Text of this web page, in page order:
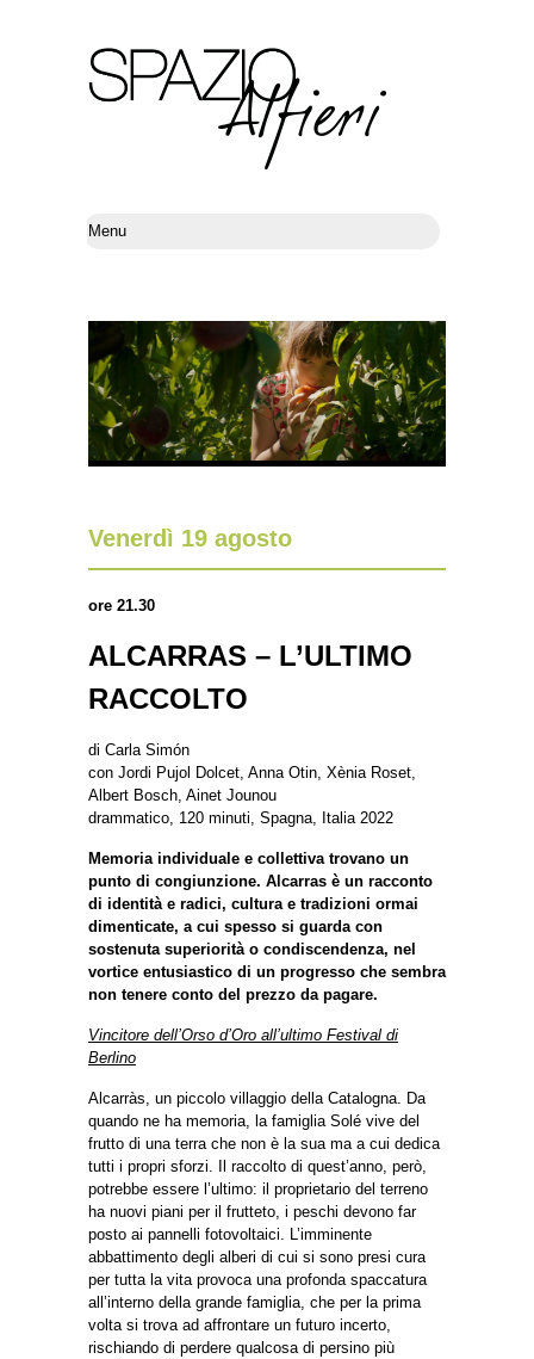
Venerdì 19 agosto
ore 21.30
ALCARRAS – L’ULTIMO
RACCOLTO
di Carla Simón
con Jordi Pujol Dolcet, Anna Otin, Xènia Roset,
Albert Bosch, Ainet Jounou
drammatico, 120 minuti, Spagna, Italia 2022
Memoria individuale e collettiva trovano un
punto di congiunzione. Alcarras è un racconto
di identità e radici, cultura e tradizioni ormai
dimenticate, a cui spesso si guarda con
sostenuta superiorità o condiscendenza, nel
vortice entusiastico di un progresso che sembra
non tenere conto del prezzo da pagare.
Vincitore dell’Orso d’Oro all’ultimo Festival di
Berlino
Alcarràs, un piccolo villaggio della Catalogna. Da
quando ne ha memoria, la famiglia Solé vive del
frutto di una terra che non è la sua ma a cui dedica
tutti i propri sforzi. Il raccolto di quest’anno, però,
potrebbe essere l’ultimo: il proprietario del terreno
ha nuovi piani per il frutteto, i peschi devono far
posto ai pannelli fotovoltaici. L’imminente
abbattimento degli alberi di cui si sono presi cura
per tutta la vita provoca una profonda spaccatura
all’interno della grande famiglia, che per la prima
volta si trova ad affrontare un futuro incerto,
rischiando di perdere qualcosa di persino più